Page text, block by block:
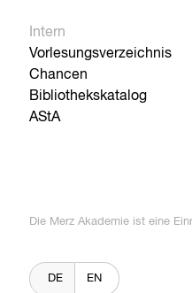
Intern
Vorlesungsverzeichnis
Chancen
Bibliothekskatalog
AStA
Die Merz Akademie ist eine
DE EN